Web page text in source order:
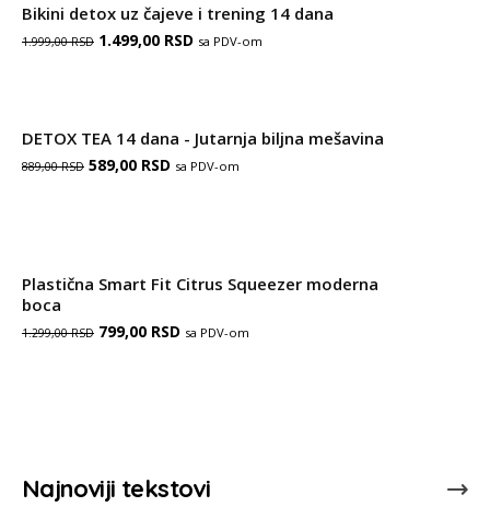
Bikini detox uz čajeve i trening 14 dana
1.999,00RSD Оригинална
била:
1.999,00 RSD.
1.499,00 RSD Тренутна
1.499,00 RSD.
sa PDV-om
DETOX TEA 14 dana - Jutarnja biljna mešavina
889,00RSD Оригинална
889,00 RSD.
589,00 RSD Тренутна
sa PDV-om
Plastična Smart Fit Citrus Squeezer moderna
boca
1.299,00RSD Оригинална
799,00 RSD Тренутна
sa PDV-om
Najnoviji tekstovi